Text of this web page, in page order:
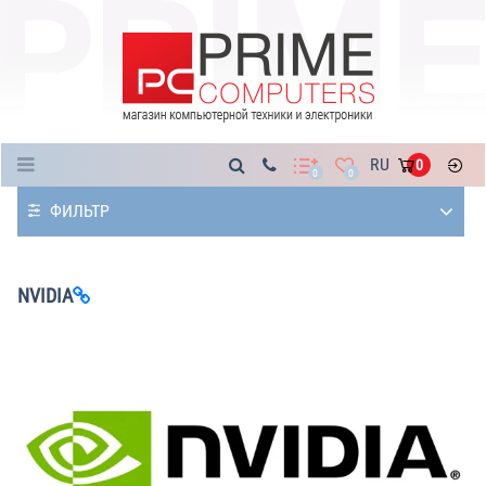
0 0 RU 0
ФИЛЬТР
NVIDIA